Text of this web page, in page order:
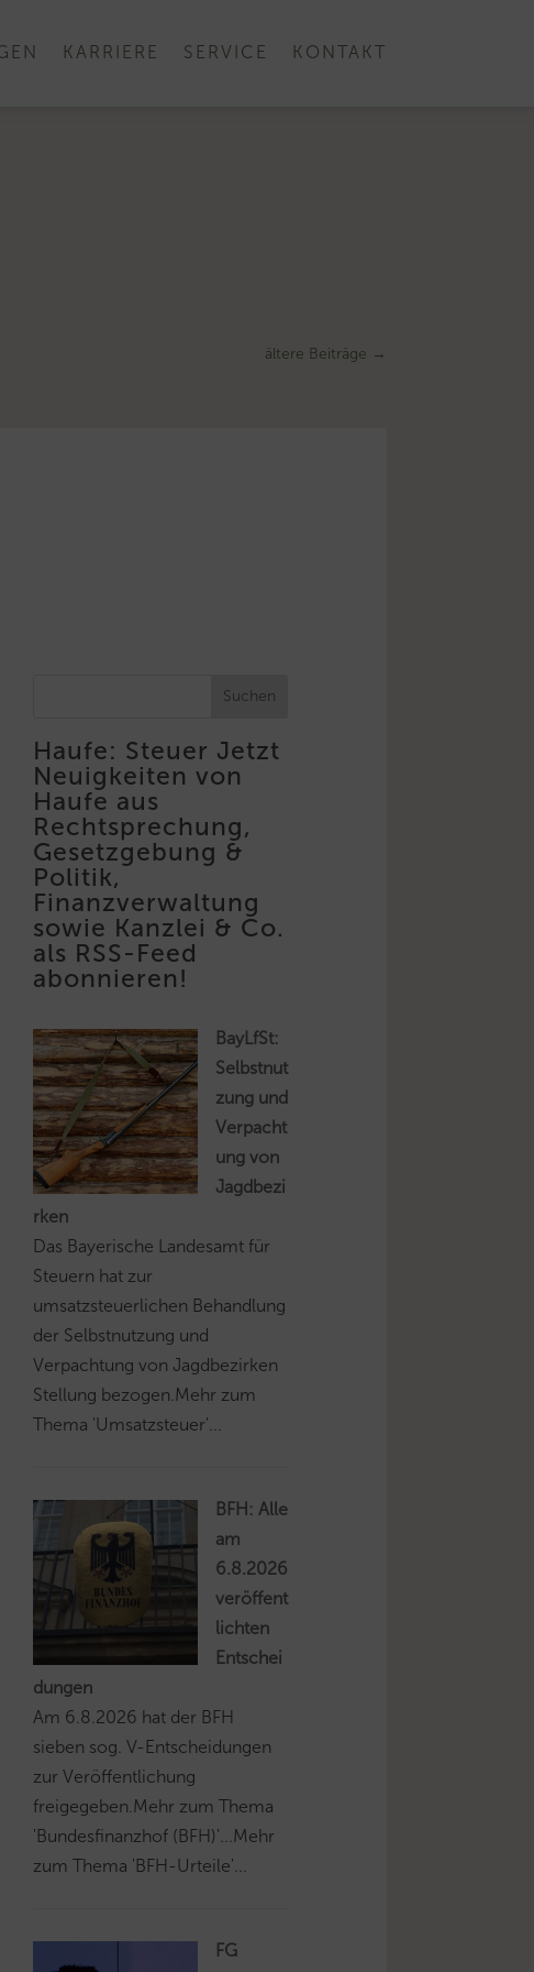
KARRIERE SERVICE KONTAKT
ältere Beiträge →
Suchen
Haufe: Steuer Jetzt
Neuigkeiten von
Haufe aus
Rechtsprechung,
Gesetzgebung &
Politik,
Finanzverwaltung
sowie Kanzlei & Co.
als RSS-Feed
abonnieren!
BayLfSt:
Selbstnut
zung und
Verpacht
ung von
Jagdbezi
rken
Das Bayerische Landesamt für
Steuern hat zur
umsatzsteuerlichen Behandlung
der Selbstnutzung und
Verpachtung von Jagdbezirken
Stellung bezogen.Mehr zum
Thema 'Umsatzsteuer'...
BFH: Alle
am
6.8.2026
veröffent
lichten
Entschei
dungen
Am 6.8.2026 hat der BFH
sieben sog. V-Entscheidungen
zur Veröffentlichung
freigegeben.Mehr zum Thema
'Bundesfinanzhof (BFH)'...Mehr
zum Thema 'BFH-Urteile'...
FG